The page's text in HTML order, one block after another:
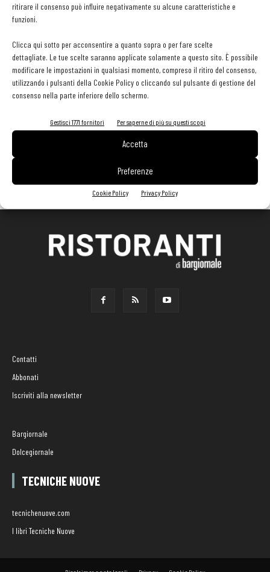
ritirare il consenso può influire negativamente su alcune caratteristiche e
funzioni.
Clicca qui sotto per acconsentire a quanto sopra o per fare scelte
dettagliate. Le tue scelte saranno applicate solamente a questo sito. È possibile
modificare le impostazioni in qualsiasi momento, compreso il ritiro del consenso,
utilizzando i pulsanti della Cookie Policy o cliccando sul pulsante di gestione del
consenso nella parte inferiore dello schermo.
Gestisci 1771 fornitori Per saperne di più su questi scopi
Accetta
Preferenze
Cookie Policy Privacy Policy
EDICOLA WEB
Contatti
Abbonati
Iscriviti alla newsletter
Bargiornale
Dolcegiornale
TECNICHE NUOVE
tecnichenuove.com
I libri Tecniche Nuove